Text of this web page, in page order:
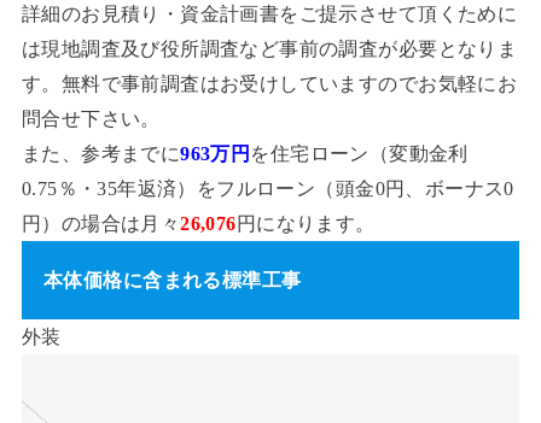
詳細のお見積り・資金計画書をご提示させて頂くために
は現地調査及び役所調査など事前の調査が必要となりま
す。無料で事前調査はお受けしていますのでお気軽にお
問合せ下さい。
また、参考までに963万円 を住宅ローン（変動金利
0.75％・35年返済）をフルローン（頭金0円、ボーナス0
円）の場合は月々26,076円になります。
本体価格に含まれる標準工事
外装